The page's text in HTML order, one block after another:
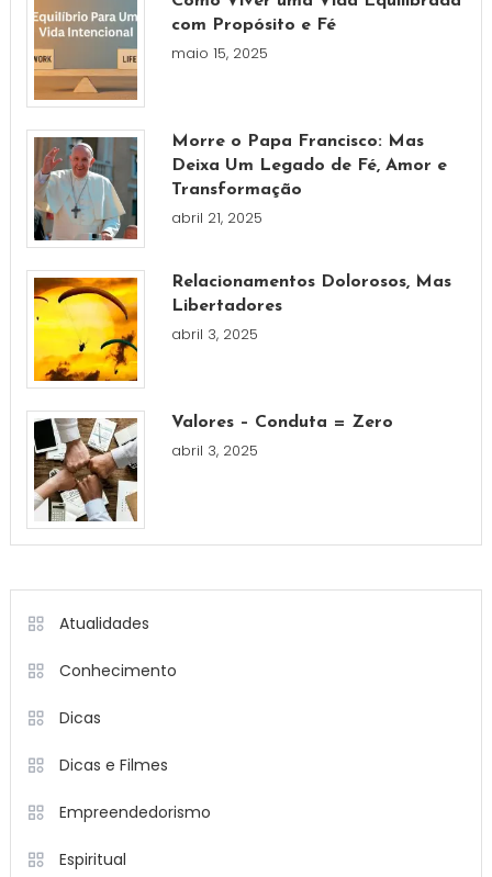
com Propósito e Fé
maio 15, 2025
Morre o Papa Francisco: Mas
Deixa Um Legado de Fé, Amor e
Transformação
abril 21, 2025
Relacionamentos Dolorosos, Mas
Libertadores
abril 3, 2025
Valores – Conduta = Zero
abril 3, 2025
Atualidades
Conhecimento
Dicas
Dicas e Filmes
Empreendedorismo
Espiritual